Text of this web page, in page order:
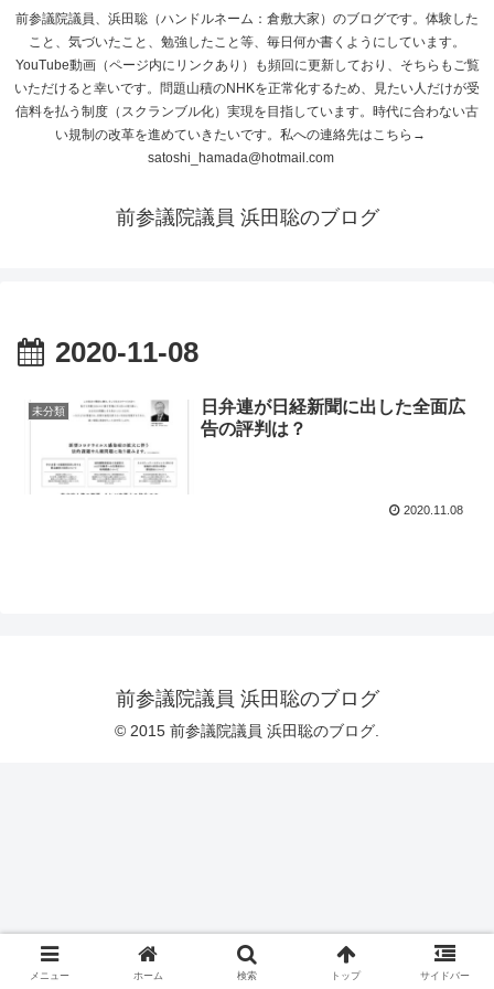
前参議院議員、浜田聡（ハンドルネーム：倉敷大家）のブログです。体験した
こと、気づいたこと、勉強したこと等、毎日何か書くようにしています。
YouTube動画（ページ内にリンクあり）も頻回に更新しており、そちらもご覧
いただけると幸いです。問題山積のNHKを正常化するため、見たい人だけが受
信料を払う制度（スクランブル化）実現を目指しています。時代に合わない古
い規制の改革を進めていきたいです。私への連絡先はこちら→
satoshi_hamada@hotmail.com
前参議院議員 浜田聡のブログ
2020-11-08
未分類
日弁連が日経新聞に出した全面広
告の評判は？
2020.11.08
前参議院議員 浜田聡のブログ
© 2015 前参議院議員 浜田聡のブログ.
メニュー ホーム 検索 トップ サイドバー